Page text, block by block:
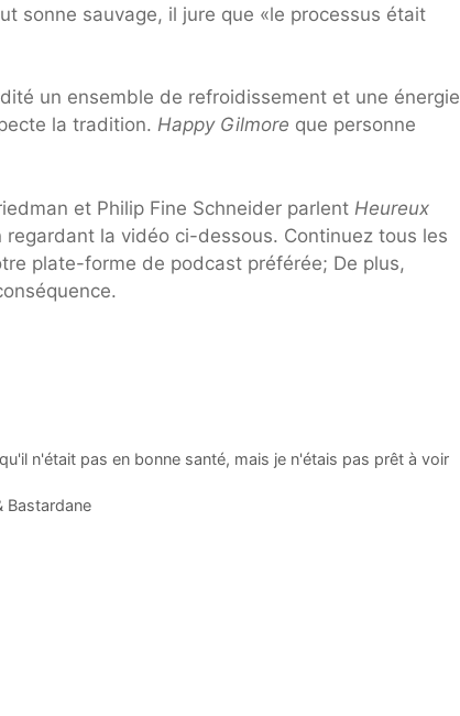
sonne sauvage, il jure que «le processus était
un ensemble de refroidissement et une énergie
la tradition. Happy Gilmore que personne
et Philip Fine Schneider parlent Heureux
la vidéo ci-dessous. Continuez tous les
plate-forme de podcast préférée; De plus,
n'était pas en bonne santé, mais je n'étais pas prêt à voir
Bastardane